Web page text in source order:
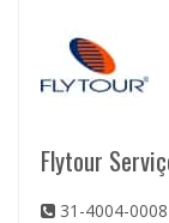
Flytour
31-4004-0008